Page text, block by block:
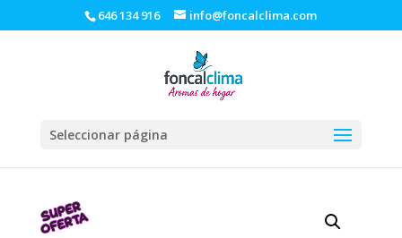
646 134 916 info@foncalclima.com
Seleccionar página